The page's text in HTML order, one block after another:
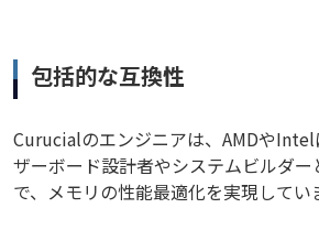
包括的な互換性
Curucialのエンジニアは、AMDや
ザーボード設計者やシステムビルダー
で、メモリの性能最適化を実現してい